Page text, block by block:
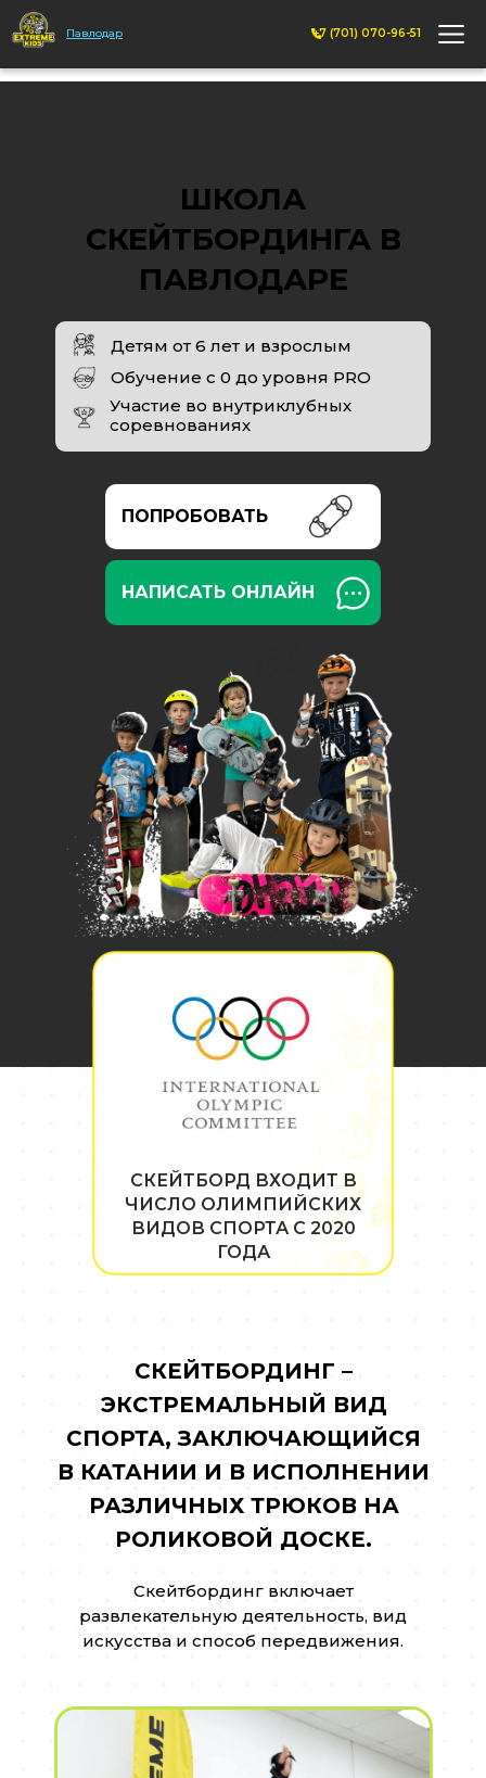
Павлодар +7 (701) 070-96-51
ШКОЛА
СКЕЙТБОРДИНГА В
ПАВЛОДАРЕ
ПОПРОБОВАТЬ
НАПИСАТЬ ОНЛАЙН
Детям от 6 лет и взрослым
Обучение с 0 до уровня PRO
Участие во внутриклубных
соревнованиях
СКЕЙТБОРД ВХОДИТ В
ЧИСЛО ОЛИМПИЙСКИХ
ВИДОВ СПОРТА С 2020
ГОДА
СКЕЙТБОРДИНГ –
ЭКСТРЕМАЛЬНЫЙ ВИД
СПОРТА, ЗАКЛЮЧАЮЩИЙСЯ
В КАТАНИИ И В ИСПОЛНЕНИИ
РАЗЛИЧНЫХ ТРЮКОВ НА
РОЛИКОВОЙ ДОСКЕ.
Скейтбординг включает
развлекательную деятельность, вид
искусства и способ передвижения.